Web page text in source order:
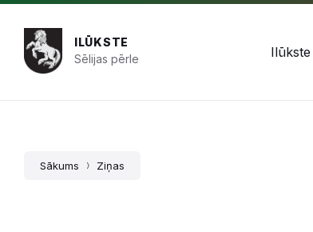
Pāriet
saturu
Skip
navigation
Skip
footer
ILŪKSTE
Sēlijas pērle
Ilūkste
Sākums Ziņas